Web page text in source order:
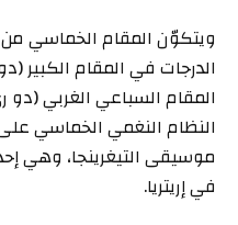
الدرجات في المقام
المقام السباعي الغربي
النظام النغمي الخماسي
موسيقى التيغرينجا، وهي
في إريتريا.